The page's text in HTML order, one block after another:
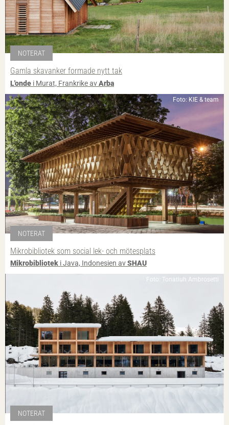
NOTERAT
Gamla skavanker formade nytt tak
L'onde i Murat, Frankrike avArba
Foto: KIE & team
NOTERAT
Mikrobibliotek som social lek- och mötesplats
Mikrobibliotek i Java, Indonesien avSHAU
Foto: Tonatiuh Ambrosetti
NOTERAT